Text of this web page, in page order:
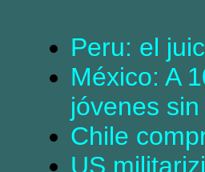
Peru: el
México: A
jóvenes
Chile
US